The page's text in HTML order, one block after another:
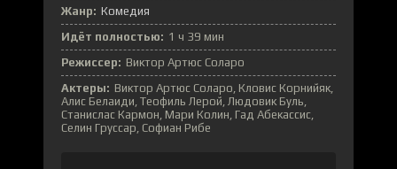
Жанр: Комедия
Идёт полностью: 1 ч 39 мин
Режиссер: Виктор Артюс Соларо
Актеры: Виктор Артюс Соларо, Кловис Корнийяк,
Алис Белаиди, Теофиль Лерой, Людовик Буль,
Станислас Кармон, Мари Колин, Гад Абекассис,
Селин Груссар, Софиан Рибе